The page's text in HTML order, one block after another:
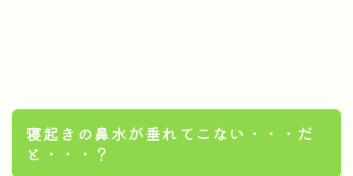
寝起きの鼻水が垂れてこない・・・だ
と・・・？